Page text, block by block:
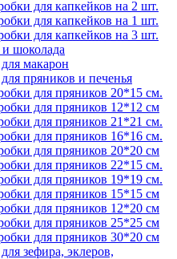
для капкейков на 2 шт.
для капкейков на 1 шт.
для капкейков на 3 шт.
шоколада
макарон
пряников и печенья
для пряников 20*15 см.
для пряников 12*12 см
для пряников 21*21 см.
для пряников 16*16 см.
для пряников 20*20 см
для пряников 22*15 см.
для пряников 19*19 см.
для пряников 15*15 см
для пряников 12*20 см
для пряников 25*25 см
для пряников 30*20 см
зефира, эклеров,